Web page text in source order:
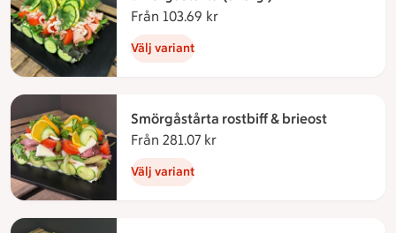
Från 103.69 kr
Välj variant
Smörgåstårta rostbiff & brieost
Från 281.07 kr
Välj variant